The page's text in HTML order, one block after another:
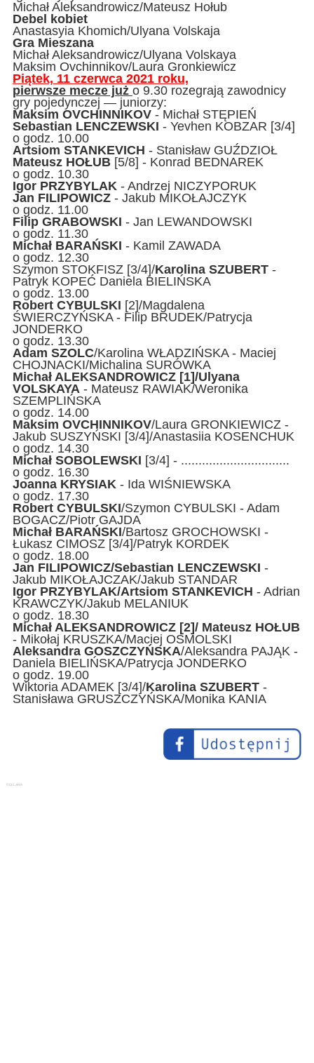
Michał Aleksandrowicz/Mateusz Hołub
Debel kobiet
Anastasyia Khomich/Ulyana Volskaja
Gra Mieszana
Michał Aleksandrowicz/Ulyana Volskaya
Maksim Ovchinnikov/Laura Gronkiewicz
Piątek, 11 czerwca 2021 roku,
pierwsze mecze już o 9.30 rozegrają zawodnicy
gry pojedynczej — juniorzy:
Maksim OVCHINNIKOV- Michał STĘPIEŃ
Sebastian LENCZEWSKI - Yevhen KOBZAR [3/4]
o godz. 10.00
Artsiom STANKEVICH - Stanisław GUŹDZIOŁ
Mateusz HOŁUB[5/8] - Konrad BEDNAREK
o godz. 10.30
Igor PRZYBYLAK- Andrzej NICZYPORUK
Jan FILIPOWICZ- Jakub MIKOŁAJCZYK
o godz. 11.00
Filip GRABOWSKI - Jan LEWANDOWSKI
o godz. 11.30
Michał BARAŃSKI - Kamil ZAWADA
o godz. 12.30
Szymon STOKFISZ [3/4]/Karolina SZUBERT-
Patryk KOPEĆ Daniela BIELIŃSKA
o godz. 13.00
Robert CYBULSKI [2]/Magdalena
ŚWIERCZYŃSKA - Filip BRUDEK/Patrycja
JONDERKO
o godz. 13.30
Adam SZOLC/Karolina WŁADZIŃSKA - Maciej
CHOJNACKI/Michalina SURÓWKA
Michał ALEKSANDROWICZ [1]/Ulyana
VOLSKAYA- Mateusz RAWIAK/Weronika
SZEMPLIŃSKA
o godz. 14.00
Maksim OVCHINNIKOV/Laura GRONKIEWICZ -
Jakub SUSZYŃSKI [3/4]/Anastasiia KOSENCHUK
o godz. 14.30
Michał SOBOLEWSKI [3/4] - ...............................
o godz. 16.30
Joanna KRYSIAK- Ida WIŚNIEWSKA
o godz. 17.30
Robert CYBULSKI/Szymon CYBULSKI - Adam
BOGACZ/Piotr GAJDA
Michał BARAŃSKI/Bartosz GROCHOWSKI -
Łukasz CIMOSZ [3/4]/Patryk KORDEK
o godz. 18.00
Jan FILIPOWICZ/Sebastian LENCZEWSKI -
Jakub MIKOŁAJCZAK/Jakub STANDAR
Igor PRZYBYLAK/Artsiom STANKEVICH - Adrian
KRAWCZYK/Jakub MELANIUK
o godz. 18.30
Michał ALEKSANDROWICZ [2]/ Mateusz HOŁUB
- Mikołaj KRUSZKA/Maciej OSMOLSKI
Aleksandra GOSZCZYŃSKA/Aleksandra PAJĄK -
Daniela BIELIŃSKA/Patrycja JONDERKO
o godz. 19.00
Wiktoria ADAMEK [3/4]/Karolina SZUBERT -
Stanisława GRUSZCZYŃSKA/Monika KANIA